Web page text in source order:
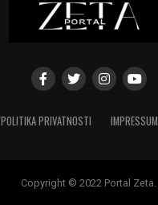
POLITIKA PRIVATNOSTI IMPRESSUM
Copyright © 2022 Portal Zeta.